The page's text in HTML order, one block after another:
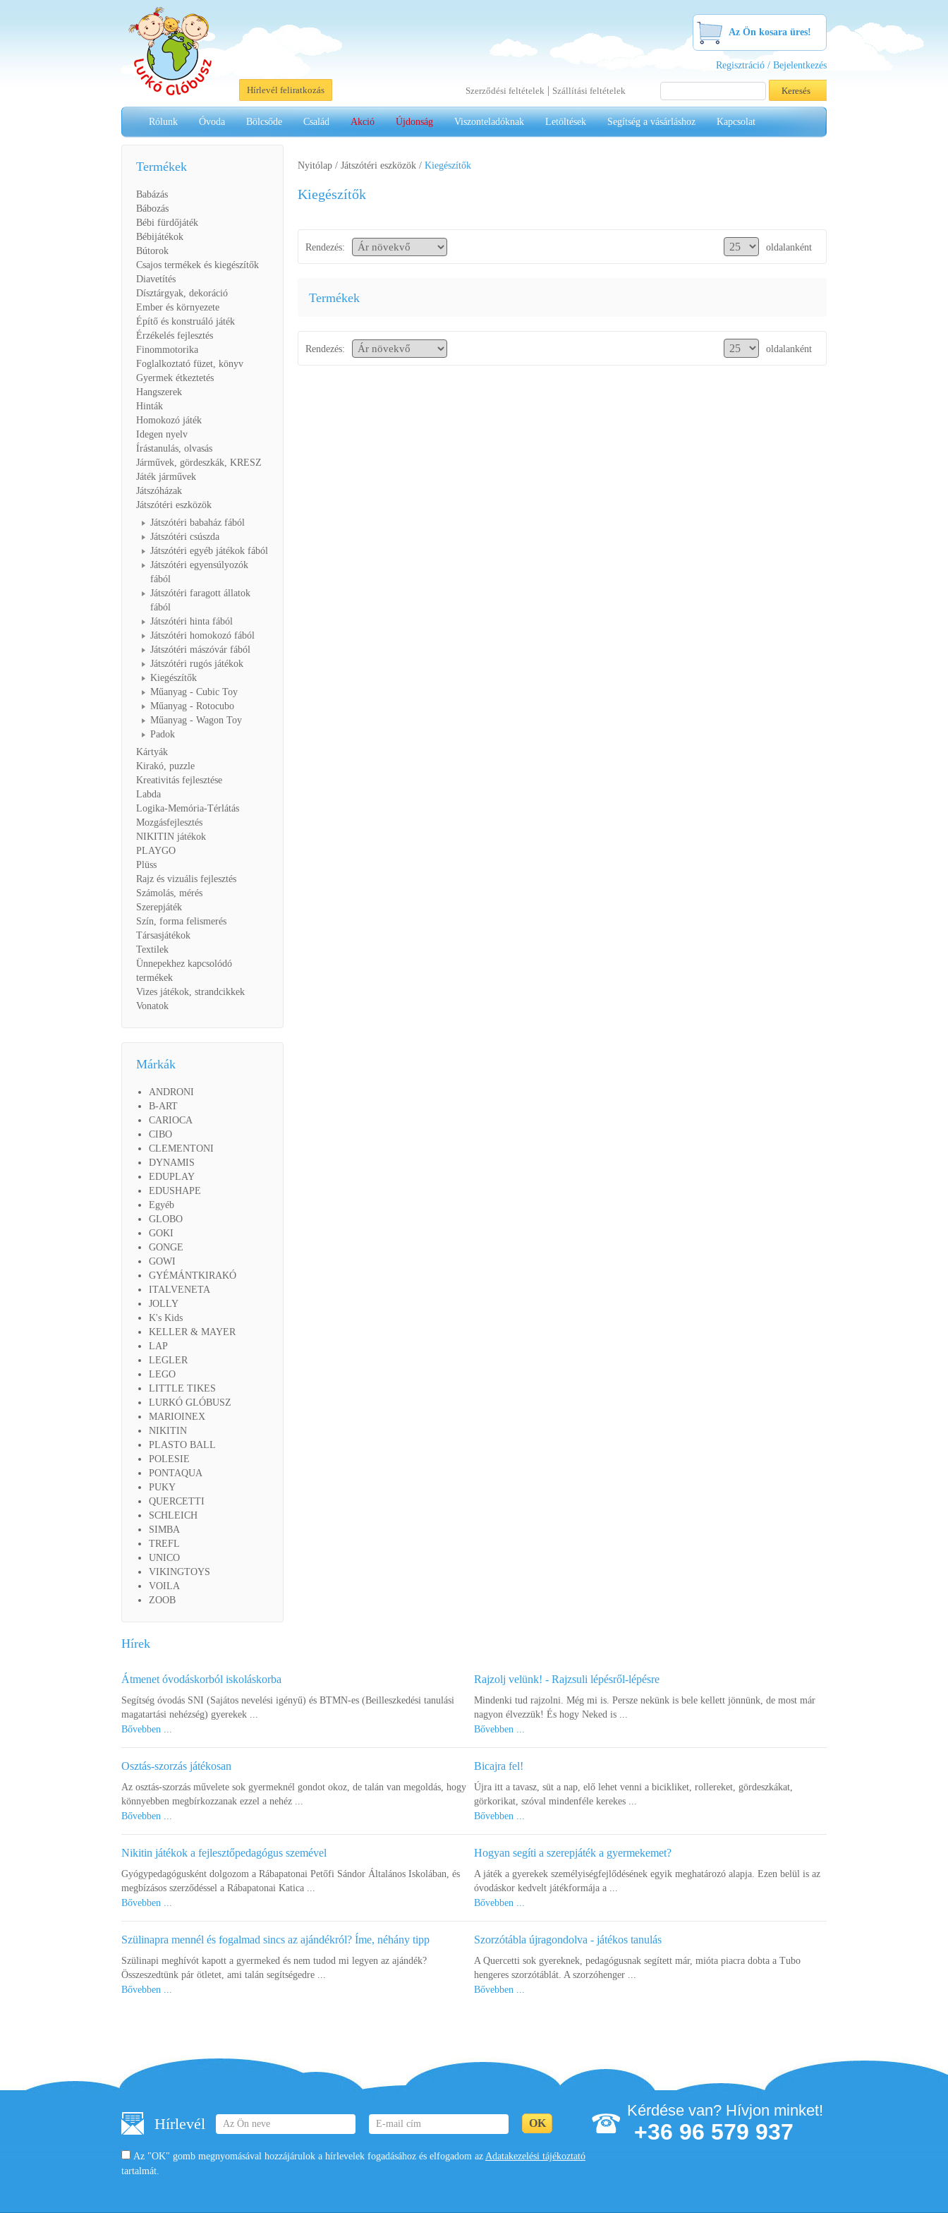
Az Ön kosara üres!
Regisztráció / Bejelentkezés
Hírlevél feliratkozás Szerződési feltételek | Szállítási feltételek
Rólunk Óvoda Bölcsőde Család Akció Újdonság Viszonteladóknak Letöltések Segítség a vásárláshoz Kapcsolat
Termékek
Babázás
Bábozás
Bébi fürdőjáték
Bébijátékok
Bútorok
Csajos termékek és kiegészítők
Diavetítés
Dísztárgyak, dekoráció
Ember és környezete
Építő és konstruáló játék
Érzékelés fejlesztés
Finommotorika
Foglalkoztató füzet, könyv
Gyermek étkeztetés
Hangszerek
Hinták
Homokozó játék
Idegen nyelv
Írástanulás, olvasás
Járművek, gördeszkák, KRESZ
Játék járművek
Játszóházak
Játszótéri eszközök
Játszótéri babaház fából
Játszótéri csúszda
Játszótéri egyéb játékok fából
Játszótéri egyensúlyozók
fából
Játszótéri faragott állatok
fából
Játszótéri hinta fából
Játszótéri homokozó fából
Játszótéri mászóvár fából
Játszótéri rugós játékok
Kiegészítők
Műanyag - Cubic Toy
Műanyag - Rotocubo
Műanyag - Wagon Toy
Padok
Kártyák
Kirakó, puzzle
Kreativitás fejlesztése
Labda
Logika-Memória-Térlátás
Mozgásfejlesztés
NIKITIN játékok
PLAYGO
Plüss
Rajz és vizuális fejlesztés
Számolás, mérés
Szerepjáték
Szín, forma felismerés
Társasjátékok
Textilek
Ünnepekhez kapcsolódó
termékek
Vizes játékok, strandcikkek
Vonatok
Márkák
ANDRONI
B-ART
CARIOCA
CIBO
CLEMENTONI
DYNAMIS
EDUPLAY
EDUSHAPE
Egyéb
GLOBO
GOKI
GONGE
GOWI
GYÉMÁNTKIRAKÓ
ITALVENETA
JOLLY
K's Kids
KELLER & MAYER
LAP
LEGLER
LEGO
LITTLE TIKES
LURKÓ GLÓBUSZ
MARIOINEX
NIKITIN
PLASTO BALL
POLESIE
PONTAQUA
PUKY
QUERCETTI
SCHLEICH
SIMBA
TREFL
UNICO
VIKINGTOYS
VOILA
ZOOB
Nyitólap / Játszótéri eszközök / Kiegészítők
Kiegészítők
Rendezés: oldalanként
Termékek
Rendezés: oldalanként
Hírek
Átmenet óvodáskorból iskoláskorba
Segítség óvodás SNI (Sajátos nevelési igényű) és BTMN-es (Beilleszkedési tanulási
magatartási nehézség) gyerekek ...
Bővebben ...
Osztás-szorzás játékosan
Az osztás-szorzás művelete sok gyermeknél gondot okoz, de talán van megoldás, hogy
könnyebben megbírkozzanak ezzel a nehéz ...
Bővebben ...
Nikitin játékok a fejlesztőpedagógus szemével
Gyógypedagógusként dolgozom a Rábapatonai Petőfi Sándor Általános Iskolában, és
megbízásos szerződéssel a Rábapatonai Katica ...
Bővebben ...
Szülinapra mennél és fogalmad sincs az ajándékról? Íme, néhány tipp
Szülinapi meghívót kapott a gyermeked és nem tudod mi legyen az ajándék?
Összeszedtünk pár ötletet, ami talán segítségedre ...
Bővebben ...
Rajzolj velünk! - Rajzsuli lépésről-lépésre
Mindenki tud rajzolni. Még mi is. Persze nekünk is bele kellett jönnünk, de most már
nagyon élvezzük! És hogy Neked is ...
Bővebben ...
Bicajra fel!
Újra itt a tavasz, süt a nap, elő lehet venni a bicikliket, rollereket, gördeszkákat,
görkorikat, szóval mindenféle kerekes ...
Bővebben ...
Hogyan segíti a szerepjáték a gyermekemet?
A játék a gyerekek személyiségfejlődésének egyik meghatározó alapja. Ezen belül is az
óvodáskor kedvelt játékformája a ...
Bővebben ...
Szorzótábla újragondolva - játékos tanulás
A Quercetti sok gyereknek, pedagógusnak segített már, mióta piacra dobta a Tubo
hengeres szorzótáblát. A szorzóhenger ...
Bővebben ...
Hírlevél
Az "OK" gomb megnyomásával hozzájárulok a hírlevelek fogadásához és elfogadom az Adatakezelési tájékoztató
tartalmát.
Kérdése van? Hívjon minket!
+36 96 579 937